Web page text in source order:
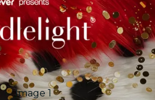
Image 1